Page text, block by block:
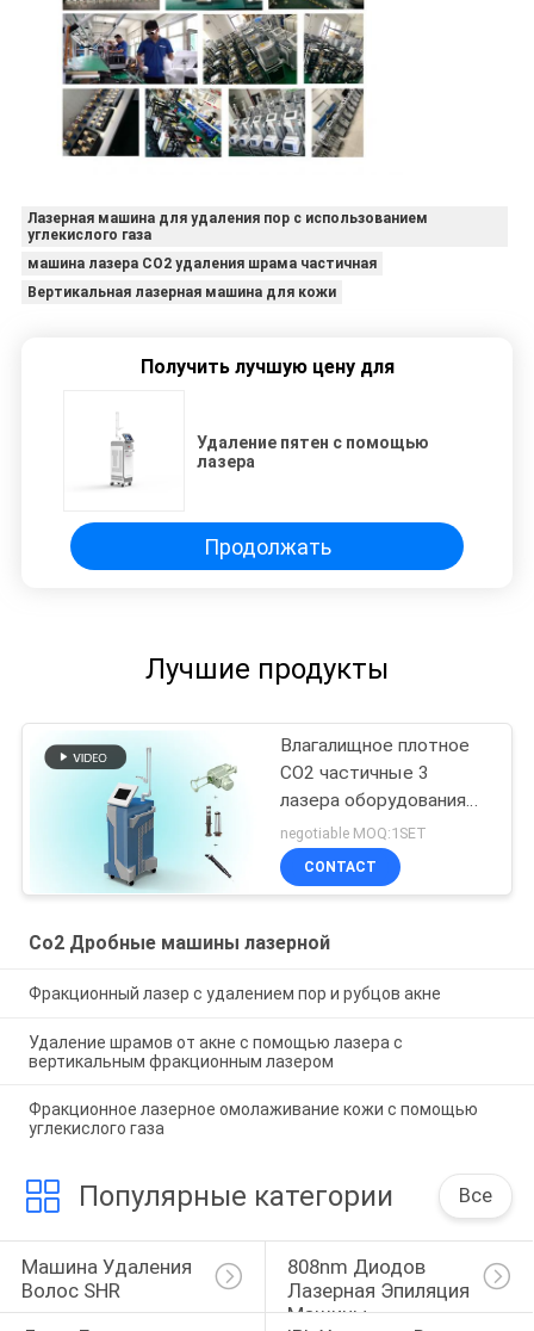
Лазерная машина для удаления пор с использованием
углекислого газа
машина лазера СО2 удаления шрама частичная
Вертикальная лазерная машина для кожи
Получить лучшую цену для
Удаление пятен с помощью
лазера
Продолжать
Лучшие продукты
Влагалищное плотное
СО2 частичные 3
лазера оборудования
лазера косметики в 1
системе
negotiable MOQ:1SET
CONTACT
Co2 Дробные машины лазерной
Фракционный лазер с удалением пор и рубцов акне
Удаление шрамов от акне с помощью лазера с
вертикальным фракционным лазером
Фракционное лазерное омолаживание кожи с помощью
углекислого газа
Популярные категории Все
Машина Удаления
Волос SHR
808nm Диодов
Лазерная Эпиляция
Машины